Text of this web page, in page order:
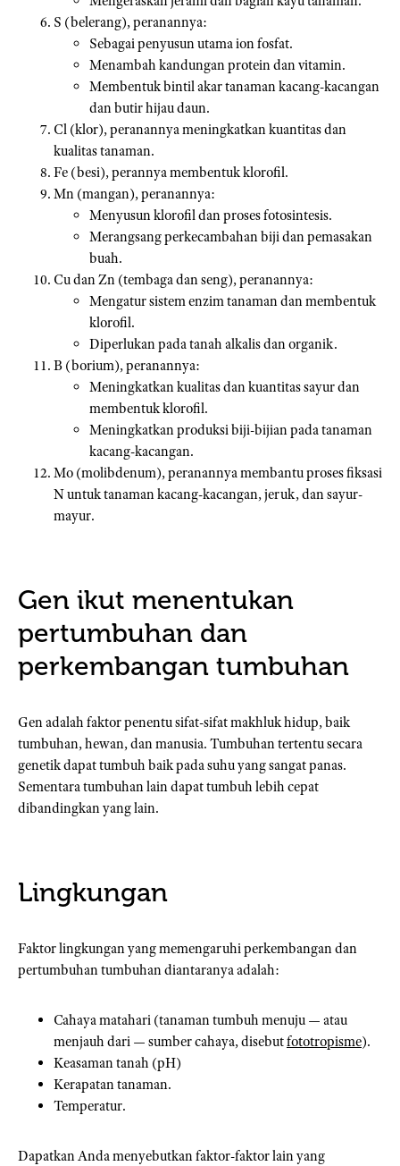
S (belerang), peranannya:
Sebagai penyusun utama ion fosfat.
Menambah kandungan protein dan vitamin.
Membentuk bintil akar tanaman kacang-kacangan
dan butir hijau daun.
Cl (klor), peranannya meningkatkan kuantitas dan
kualitas tanaman.
Fe (besi), perannya membentuk klorofil.
Mn (mangan), peranannya:
Menyusun klorofil dan proses fotosintesis.
Merangsang perkecambahan biji dan pemasakan
buah.
Cu dan Zn (tembaga dan seng), peranannya:
Mengatur sistem enzim tanaman dan membentuk
klorofil.
Diperlukan pada tanah alkalis dan organik.
B (borium), peranannya:
Meningkatkan kualitas dan kuantitas sayur dan
membentuk klorofil.
Meningkatkan produksi biji-bijian pada tanaman
kacang-kacangan.
Mo (molibdenum), peranannya membantu proses fiksasi
N untuk tanaman kacang-kacangan, jeruk, dan sayur-
mayur.
Gen ikut menentukan
pertumbuhan dan
perkembangan tumbuhan
Gen adalah faktor penentu sifat-sifat makhluk hidup, baik
tumbuhan, hewan, dan manusia. Tumbuhan tertentu secara
genetik dapat tumbuh baik pada suhu yang sangat panas.
Sementara tumbuhan lain dapat tumbuh lebih cepat
dibandingkan yang lain.
Lingkungan
Faktor lingkungan yang memengaruhi perkembangan dan
pertumbuhan tumbuhan diantaranya adalah:
Cahaya matahari (tanaman tumbuh menuju — atau
menjauh dari — sumber cahaya, disebutfototropisme).
Keasaman tanah (pH)
Kerapatan tanaman.
Temperatur.
Dapatkan Anda menyebutkan faktor-faktor lain yang